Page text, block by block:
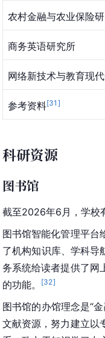
农村金融与农业保险
商务英语研究所
网络新技术与教育现
参考资料[31 ]
科研资源
图书馆
截至2026年6月，学校
图书馆智能化管理平台
了机构知识库、学科导
务系统给读者提供了网
的功能。
[32]
图书馆的办馆理念是“
文献资源，努力建立以